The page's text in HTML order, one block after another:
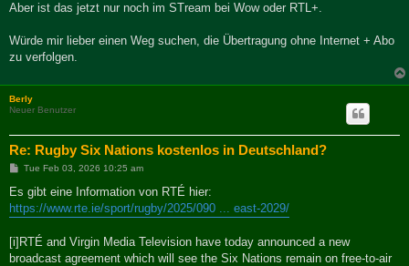
Aber ist das jetzt nur noch im STream bei Wow oder RTL+.
Würde mir lieber einen Weg suchen, die Übertragung ohne Internet + Abo
zu verfolgen.
Berly
Neuer Benutzer
Re: Rugby Six Nations kostenlos in Deutschland?
P
s
Tue Feb 03, 2026 10:25 am
Es gibt eine Information von RTÉ hier:
https://www.rte.ie/sport/rugby/2025/090 ... east-2029/
[i]RTÉ and Virgin Media Television have today announced a new
broadcast agreement which will see the Six Nations remain on free-to-air